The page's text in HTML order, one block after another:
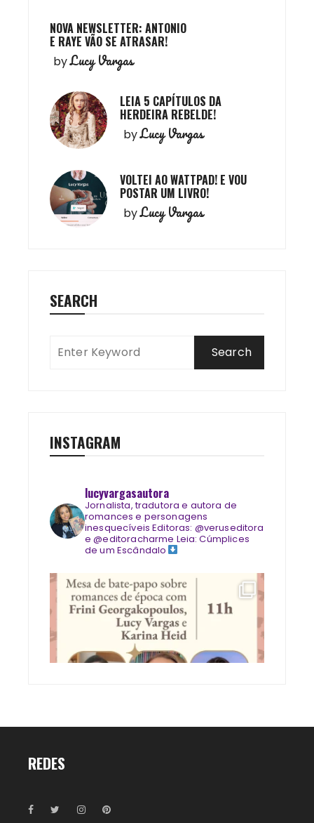
NOVA NEWSLETTER: ANTONIO
E RAYE VÃO SE ATRASAR!
byLucy Vargas
LEIA 5 CAPÍTULOS DA
HERDEIRA REBELDE!
byLucy Vargas
VOLTEI AO WATTPAD! E VOU
POSTAR UM LIVRO!
byLucy Vargas
SEARCH
INSTAGRAM
lucyvargasautora
Jornalista, tradutora e autora de
romances e personagens
inesquecíveis Editoras: @veruseditora
e @editoracharme Leia: Cúmplices
de um Escândalo
REDES